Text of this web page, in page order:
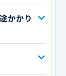
かかり